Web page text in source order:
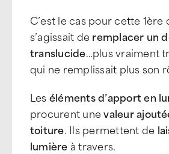
C’est le cas pour cette 1ère
s’agissait de remplacer un
translucide…plus vraiment
qui ne remplissait plus son
Leséléments d’apport en
procurent unevaleur
toiture. Ils permettent de
lumièreà travers.